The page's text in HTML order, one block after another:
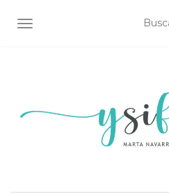
ALTERNAR NAVEGACIÓN